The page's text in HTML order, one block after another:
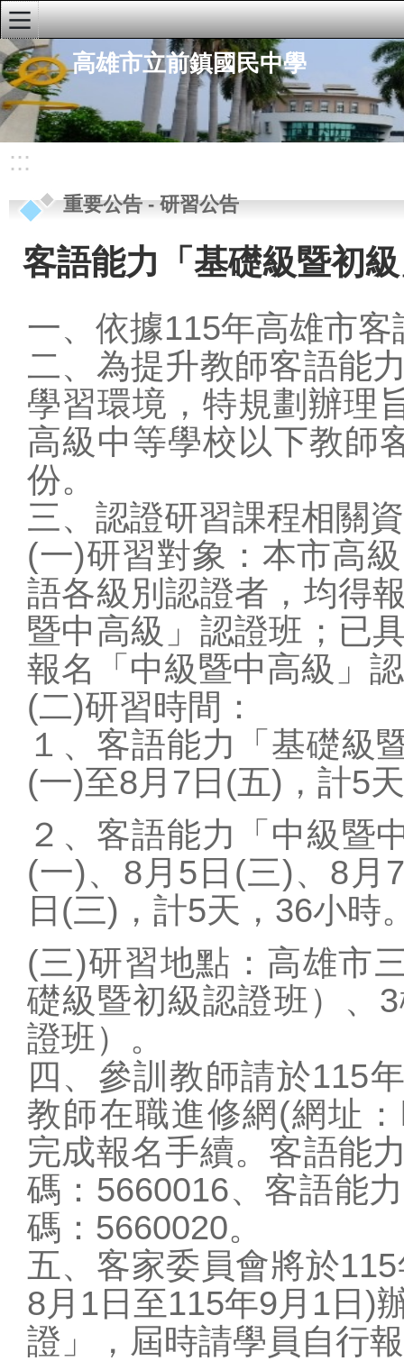
高雄市立前鎮國民中學
:::
學校首頁
學校簡介
重要公告
研習公告
學生公告
榮譽榜
行政單位
快速連結
學校行事曆
資訊入口網
預約系統
報修系統
教學載具認證管理
捐款收支公告
教學資源
原網站(限校內)
教師數位資源網
全國教師進修網
學習扶助平台
教職員mail
校務相關
課程計劃
教學正常化
公開授課公告
健康促進專區
校外人士協助教學
活動
114學生獎懲要點
防疫通報
:::
重要公告-研習公告
客語能力「基礎級暨初
一、依據115年高雄市
二、為提升教師客語能
學習環境，特規劃辦理
高級中等學校以下教師
份。
三、認證研習課程相關
(一)研習對象：本市高
語各級別認證者，均得
暨中高級」認證班；已
報名「中級暨中高級」
(二)研習時間：
１、客語能力「基礎級
(一)至8月7日(五)，計5
２、客語能力「中級暨
(一)、8月5日(三)、8月
日(三)，計5天，36小時
(三)研習地點：高雄市
礎級暨初級認證班）、
證班）。
四、參訓教師請於115
教師在職進修網(網址
完成報名手續。客語能
碼：5660016、客語能
碼：5660020。
五、客家委員會將於
8月1日至115年9月1日)
證」，屆時請學員自行